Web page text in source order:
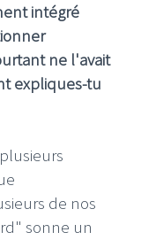
intégré
ne l'avait
expliques-tu
de nos
sonne un